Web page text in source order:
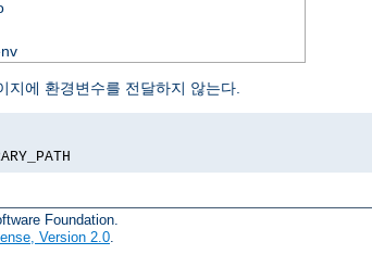
지에 환경변수를 전달하지 않는다.
Foundation.
Version 2.0.